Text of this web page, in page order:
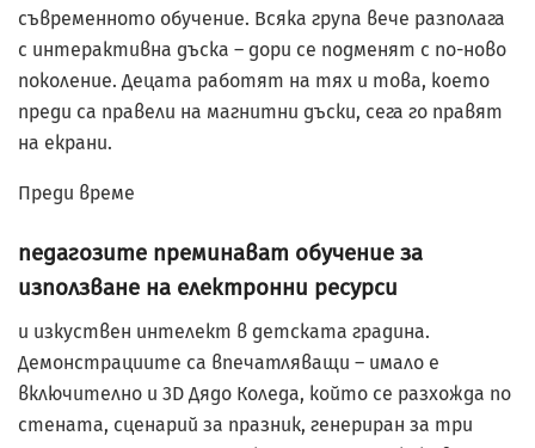
съвременното обучение. Всяка група вече разполага
с интерактивна дъска – дори се подменят с по-ново
поколение. Децата работят на тях и това, което
преди са правели на магнитни дъски, сега го правят
на екрани.
Преди време
педагозите преминават обучение за
използване на електронни ресурси
и изкуствен интелект в детската градина.
Демонстрациите са впечатляващи – имало е
включително и 3D Дядо Коледа, който се разхожда по
стената, сценарий за празник, генериран за три